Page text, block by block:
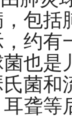
包
约有
也是
菌和
聋等